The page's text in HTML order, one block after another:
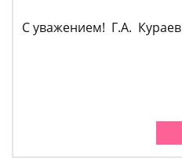
С уважением! Г.А. Кураев